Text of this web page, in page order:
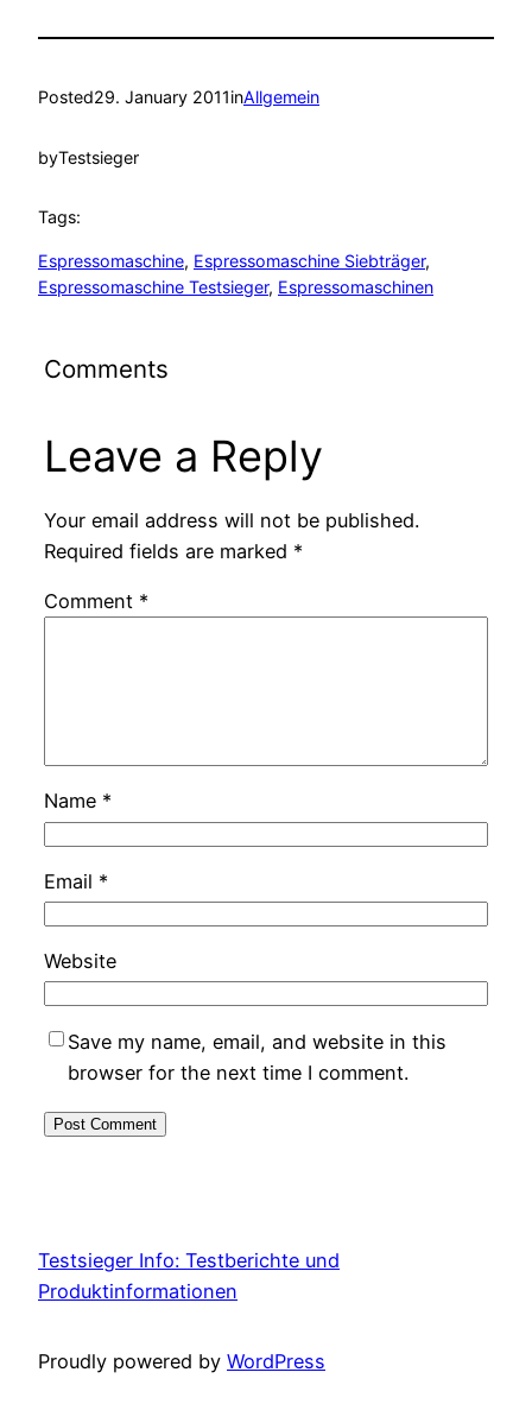
Posted29. January 2011inAllgemein
byTestsieger
Tags:
Espressomaschine, Espressomaschine Siebträger
Espressomaschine Testsieger, Espressomaschinen
Comments
Leave a Reply
Your email address will not be published.
Required fields are marked *
Comment *
Name *
Email *
Website
Save my name, email, and website in this
browser for the next time I comment.
Testsieger Info: Testberichte und
Produktinformationen
Proudly powered by WordPress